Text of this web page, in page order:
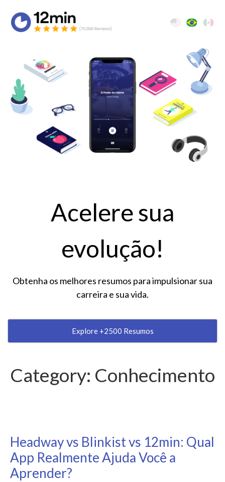
Acelere sua
evolução!
Obtenha os melhores resumos para impulsionar sua
carreira e sua vida.
Explore +2500 Resumos
Category: Conhecimento
Headway vs Blinkist vs 12min: Qual
App Realmente Ajuda Você a
Aprender?